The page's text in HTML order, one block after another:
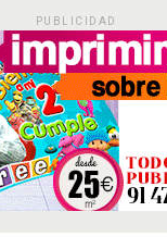
PUBLICIDAD